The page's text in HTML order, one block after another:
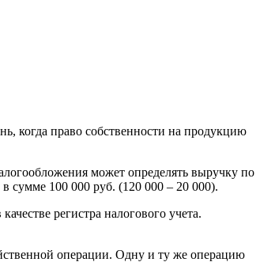
когда право собственности на продукцию
может определять выручку по
сумме 100 000 руб. (120 000 – 20 000).
регистра налогового учета.
операции. Одну и ту же операцию